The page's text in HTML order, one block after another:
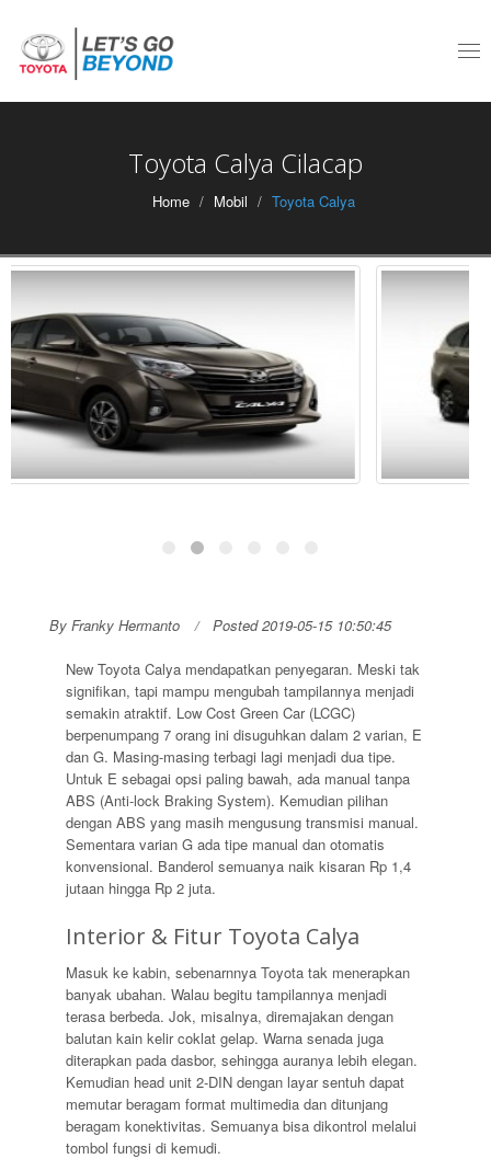
Toyota Calya Cilacap
Home Mobil Toyota Calya
By Franky Hermanto Posted 2019-05-15 10:50:45
New Toyota Calya mendapatkan penyegaran. Meski tak
signifikan, tapi mampu mengubah tampilannya menjadi
semakin atraktif. Low Cost Green Car (LCGC)
berpenumpang 7 orang ini disuguhkan dalam 2 varian, E
dan G. Masing-masing terbagi lagi menjadi dua tipe.
Untuk E sebagai opsi paling bawah, ada manual tanpa
ABS (Anti-lock Braking System). Kemudian pilihan
dengan ABS yang masih mengusung transmisi manual.
Sementara varian G ada tipe manual dan otomatis
konvensional. Banderol semuanya naik kisaran Rp 1,4
jutaan hingga Rp 2 juta.
Interior & Fitur Toyota Calya
Masuk ke kabin, sebenarnnya Toyota tak menerapkan
banyak ubahan. Walau begitu tampilannya menjadi
terasa berbeda. Jok, misalnya, diremajakan dengan
balutan kain kelir coklat gelap. Warna senada juga
diterapkan pada dasbor, sehingga auranya lebih elegan.
Kemudian head unit 2-DIN dengan layar sentuh dapat
memutar beragam format multimedia dan ditunjang
beragam konektivitas. Semuanya bisa dikontrol melalui
tombol fungsi di kemudi.